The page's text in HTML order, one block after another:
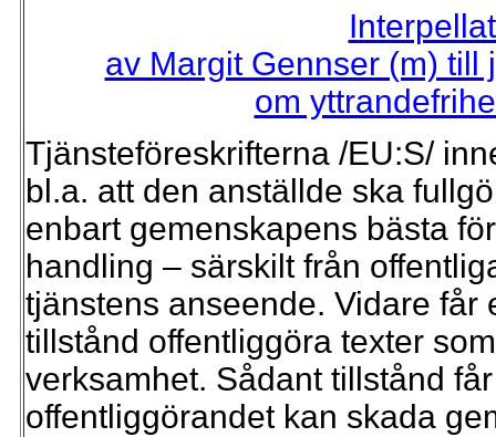
av Margit Gennser (m) till
om
Tjänsteföreskrifterna /EU:S/
bl.a. att den anställde ska
enbart gemenskapens bästa
handling – särskilt från
tjänstens anseende. Vidare får
tillstånd offentliggöra texter
verksamhet. Sådant tillstånd
offentliggörandet kan skada